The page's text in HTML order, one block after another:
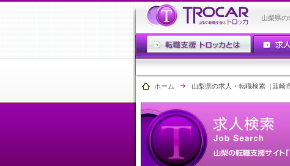
山梨県
ホーム 山梨県の求人・転職検索（韮崎